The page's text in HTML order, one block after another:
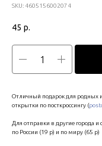
SKU: 4605156002074
45 р.
Отличный подарок для родных и
открытки по посткроссингу (
Для отправки в другие города и
по России (19 р) и по миру (65 р)